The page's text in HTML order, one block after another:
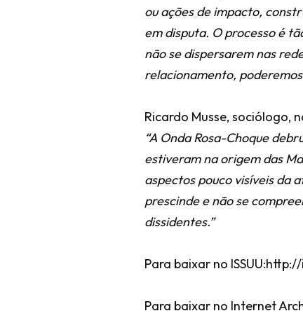
ou ações de impacto,
em disputa. O processo é
não se dispersarem nas
relacionamento,
Ricardo Musse, sociólogo,
“A Onda Rosa-Choque
estiveram na origem das
aspectos pouco visíveis da
prescinde e não se
dissidentes.”
Para baixar no
Para baixar no Internet